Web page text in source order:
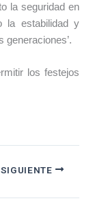
la seguridad en
la estabilidad y
generaciones’.
los festejos
SIGUIENTE